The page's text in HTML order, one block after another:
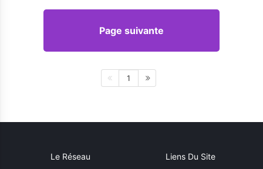
Page suivante
1
Le Réseau Liens Du Site